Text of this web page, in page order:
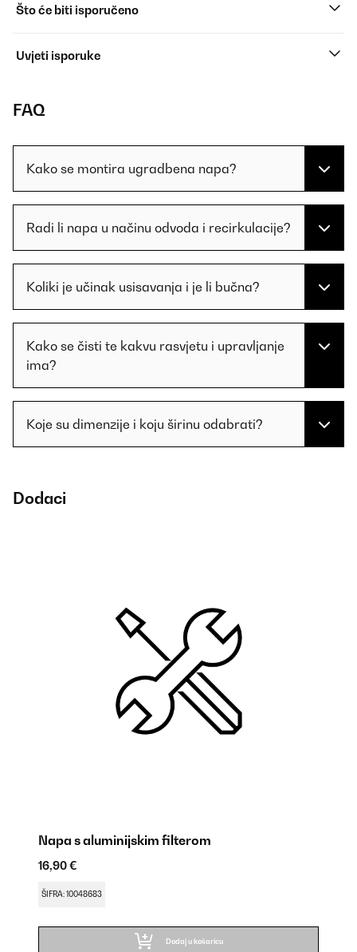
Što će biti isporučeno
Uvjeti isporuke
FAQ
Kako se montira ugradbena napa?
Radi li napa u načinu odvoda i recirkulacije?
Koliki je učinak usisavanja i je li bučna?
Kako se čisti te kakvu rasvjetu i upravljanje
ima?
Koje su dimenzije i koju širinu odabrati?
Dodaci
Napa s aluminijskim filterom
16,90 €
ŠIFRA: 10048683
Dodaj u košaricu